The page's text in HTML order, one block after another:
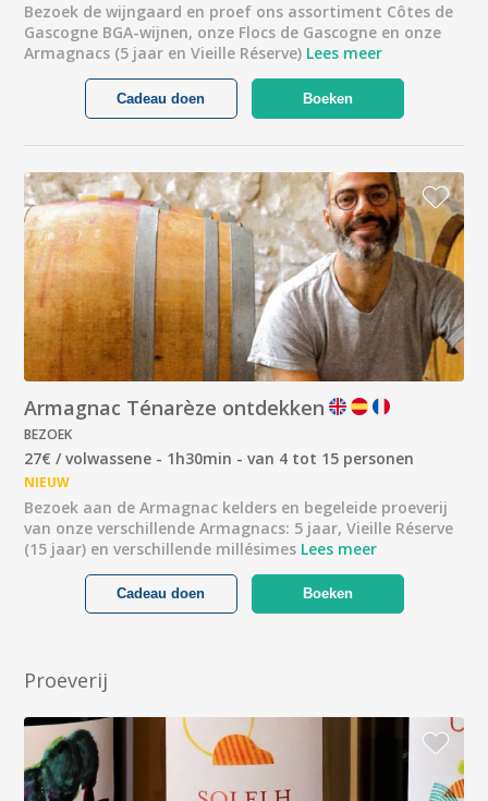
Bezoek de wijngaard en proef ons assortiment Côtes de
Gascogne BGA-wijnen, onze Flocs de Gascogne en onze
Armagnacs (5 jaar en Vieille Réserve) Lees meer
Boeken
Cadeau doen
Armagnac Ténarèze ontdekken
BEZOEK
27€ / volwassene - 1h30min - van 4 tot 15 personen
NIEUW
Bezoek aan de Armagnac kelders en begeleide proeverij
van onze verschillende Armagnacs: 5 jaar, Vieille Réserve
(15 jaar) en verschillende millésimes Lees meer
Boeken
Cadeau doen
Proeverij